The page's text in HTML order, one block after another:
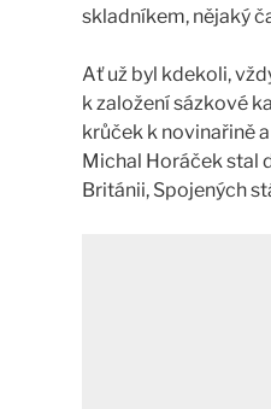
skladníkem, nějaký
Ať už byl kdekoli,
k založení sázkové
krůček k novinařině
Michal Horáček stal
Británii, Spojených